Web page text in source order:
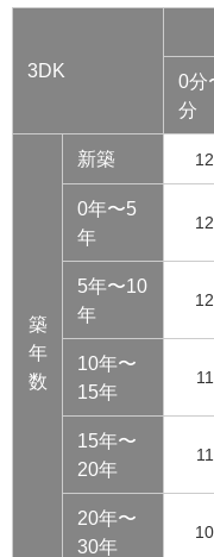
3DK
0分
分
築
年
数
新築
0年〜5
年
5年〜10
年
10年〜
15年
15年〜
20年
20年〜
30年